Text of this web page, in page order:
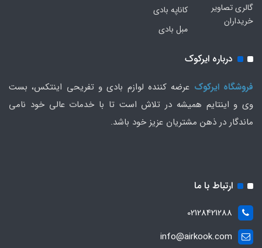
گالری تصاویر
خریداران
کاناپه بادی
مبل بادی
درباره ایرکوک
فروشگاه ایرکوک عرضه کننده لوازم بادی و تفریحی اینتکس، بست
وی و اینتایم همیشه در تلاش است تا با خدمات عالی خود نامی
ماندگار در ذهن مشتریان عزیز خود باشد.
ارتباط با ما
02128421288
info@airkook.com